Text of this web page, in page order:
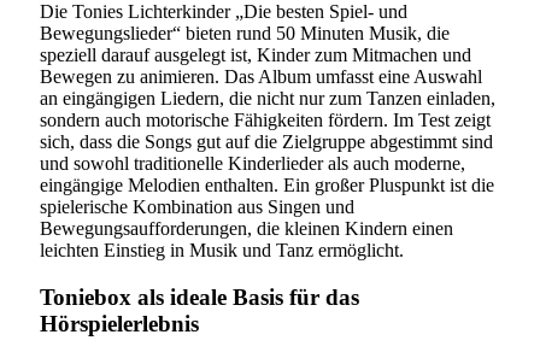
Die Tonies Lichterkinder „Die besten Spiel- und
Bewegungslieder“ bieten rund 50 Minuten Musik, die
speziell darauf ausgelegt ist, Kinder zum Mitmachen und
Bewegen zu animieren. Das Album umfasst eine Auswahl
an eingängigen Liedern, die nicht nur zum Tanzen einladen,
sondern auch motorische Fähigkeiten fördern. Im Test zeigt
sich, dass die Songs gut auf die Zielgruppe abgestimmt sind
und sowohl traditionelle Kinderlieder als auch moderne,
eingängige Melodien enthalten. Ein großer Pluspunkt ist die
spielerische Kombination aus Singen und
Bewegungsaufforderungen, die kleinen Kindern einen
leichten Einstieg in Musik und Tanz ermöglicht.
Toniebox als ideale Basis für das
Hörspielerlebnis